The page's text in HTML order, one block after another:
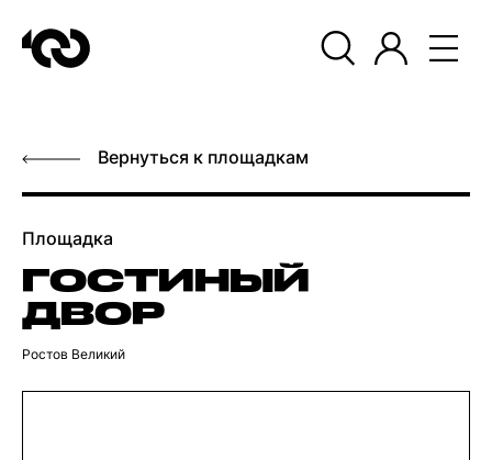
Вернуться к площадкам
Площадка
ГОСТИНЫЙ
ДВОР
Ростов Великий